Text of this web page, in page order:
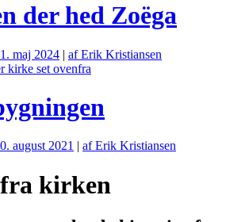
der hed Zoëga
maj 2024 | af Erik Kristiansen
august 2021 | af Erik Kristiansen
kirken